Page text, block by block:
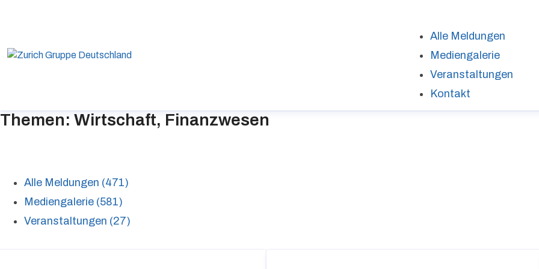
Alle Meldungen
Mediengalerie
Veranstaltungen
Kontakt
Themen: Wirtschaft, Finanzwesen
Alle Meldungen (471)
Mediengalerie (581)
Veranstaltungen (27)